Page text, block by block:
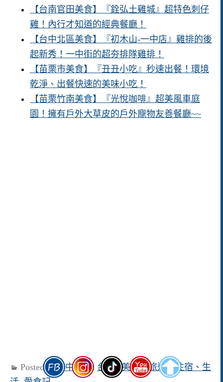
【台南官田美食】『銓弘土雞城』超特色刺仔
雞！內行才知道的經典餐廳！
【台中北區美食】『初木山-一中店』雞排的後
起新秀！一中街的超夯排隊雞排！
【苗栗市美食】『丑丑小吃』秒速出餐！環境
乾淨、出餐快速的美味小吃！
【苗栗竹南美食】『光悅咖啡』超美風車庭
園！擁有戶外大草皮的戶外寵物友善餐廳~~
Posted in台中北屯, 台中│美食、旅遊、住宿、生